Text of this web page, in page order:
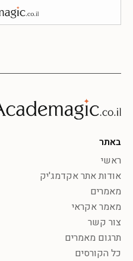
באתר
ראשי
אודות אתר אקדמג'יק
מאמרים
מאמר אקראי
צור קשר
תרגום מאמרים
כל הקורסים